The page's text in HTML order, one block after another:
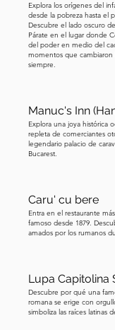
Pequeña París o el
Explora los orígenes del
desde la pobreza hasta el
Descubre el lado oscuro
Párate en el lugar donde
del poder en medio del
momentos que cambiaron
siempre.
Manuc's Inn
Explora una joya histórica
repleta de comerciantes
legendario palacio de
Bucarest.
Caru' cu bere
Entra en el restaurante
famoso desde 1879.
amados por los rumanos
Lupa Capitolina
Descubre por qué una
romana se erige con
simboliza las raíces latinas